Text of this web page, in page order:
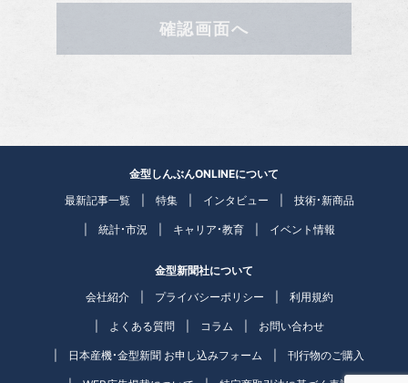
確認画面へ
金型しんぶんONLINEについて
最新記事一覧
特集 インタビュー 技術・新商品
統計・市況 キャリア・教育 イベント情報
金型新聞社について
会社紹介
プライバシーポリシー 利用規約
よくある質問 コラム お問い合わせ
日本産機・金型新聞 お申し込みフォーム 刊行物のご購入